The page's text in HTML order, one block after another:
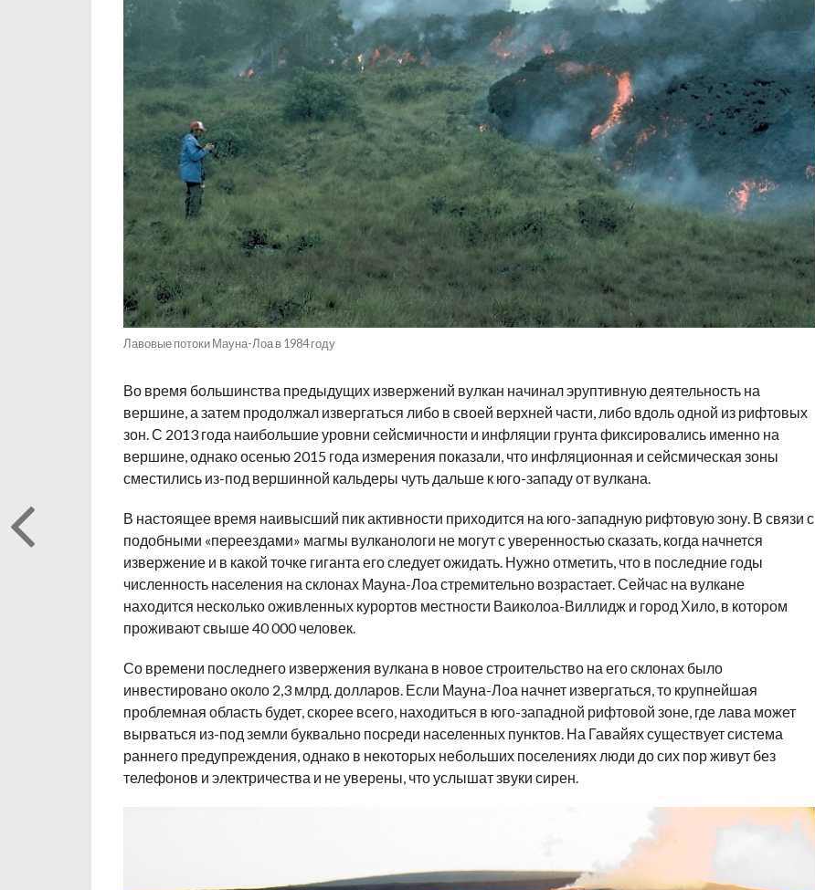
Лавовые потоки Мауна-Лоа в 1984 году
Во время большинства предыдущих извержений вулкан начинал эруптивную деятельность на
вершине, а затем продолжал извергаться либо в своей верхней части, либо вдоль одной из рифтовых
зон. С 2013 года наибольшие уровни сейсмичности и инфляции грунта фиксировались именно на
вершине, однако осенью 2015 года измерения показали, что инфляционная и сейсмическая зоны
сместились из-под вершинной кальдеры чуть дальше к юго-западу от вулкана.
В настоящее время наивысший пик активности приходится на юго-западную рифтовую зону. В связи с
подобными «переездами» магмы вулканологи не могут с уверенностью сказать, когда начнется
извержение и в какой точке гиганта его следует ожидать. Нужно отметить, что в последние годы
численность населения на склонах Мауна-Лоа стремительно возрастает. Сейчас на вулкане
находится несколько оживленных курортов местности Ваиколоа-Виллидж и город Хило, в котором
проживают свыше 40 000 человек.
Со времени последнего извержения вулкана в новое строительство на его склонах было
инвестировано около 2,3 млрд. долларов. Если Мауна-Лоа начнет извергаться, то крупнейшая
проблемная область будет, скорее всего, находиться в юго-западной рифтовой зоне, где лава может
вырваться из-под земли буквально посреди населенных пунктов. На Гавайях существует система
раннего предупреждения, однако в некоторых небольших поселениях люди до сих пор живут без
телефонов и электричества и не уверены, что услышат звуки сирен.